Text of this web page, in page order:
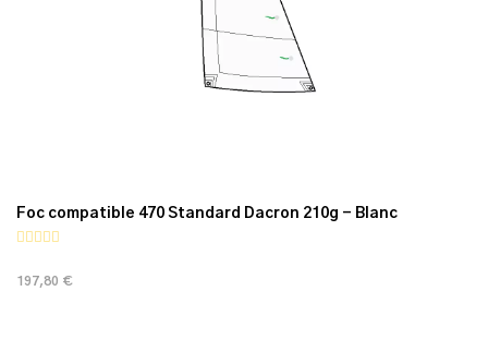
Foc compatible 470 Standard Dacron 210g - Blanc
197,80 €